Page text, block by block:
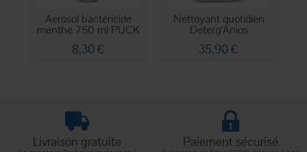
Aerosol bactéricide
menthe 750 ml PUCK
8,30 €
Nettoyant quotidien
Deterg'Anios
35,90 €
Livraison gratuite Paiement sécurisé